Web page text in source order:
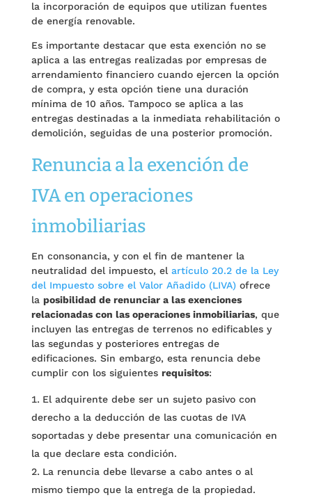
la incorporación de equipos que utilizan fuentes
de energía renovable.
Es importante destacar que esta exención no se
aplica a las entregas realizadas por empresas de
arrendamiento financiero cuando ejercen la opción
de compra, y esta opción tiene una duración
mínima de 10 años. Tampoco se aplica a las
entregas destinadas a la inmediata rehabilitación o
demolición, seguidas de una posterior promoción.
Renuncia a la exención de
IVA en operaciones
inmobiliarias
En consonancia, y con el fin de mantener la
neutralidad del impuesto, el artículo 20.2 de la Ley
del Impuesto sobre el Valor Añadido (LIVA)ofrece
la posibilidad de renunciar a las exenciones
relacionadas con las operaciones inmobiliarias, que
incluyen las entregas de terrenos no edificables y
las segundas y posteriores entregas de
edificaciones. Sin embargo, esta renuncia debe
cumplir con los siguientes requisitos:
El adquirente debe ser un sujeto pasivo con
derecho a la deducción de las cuotas de IVA
soportadas y debe presentar una comunicación en
la que declare esta condición.
La renuncia debe llevarse a cabo antes o al
mismo tiempo que la entrega de la propiedad.